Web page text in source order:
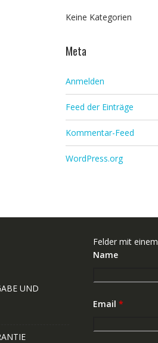
Keine Kategorien
Meta
Anmelden
Feed der Einträge
Kommentar-Feed
WordPress.org
UND
Felder mit einem
Name
Email *